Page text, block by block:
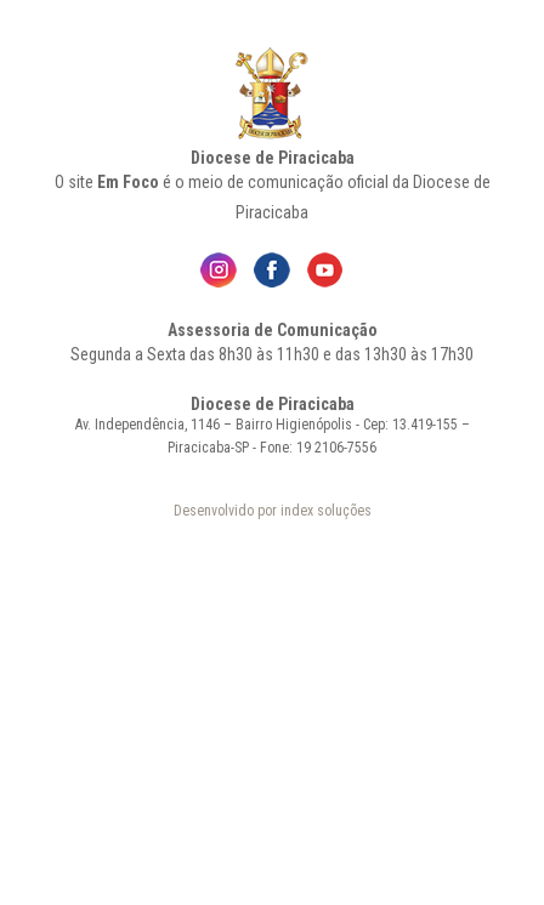
Diocese de Piracicaba
O site Em Foco é o meio de comunicação oficial da Diocese de
Piracicaba
Assessoria de Comunicação
Segunda a Sexta das 8h30 às 11h30 e das 13h30 às 17h30
Diocese de Piracicaba
Av. Independência, 1146 – Bairro Higienópolis - Cep: 13.419-155 –
Piracicaba-SP - Fone: 19 2106-7556
Desenvolvido por index soluções